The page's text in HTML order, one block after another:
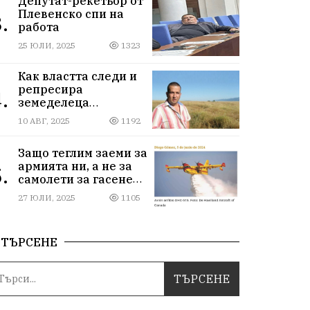
Плевенско спи на
работа
25 ЮЛИ, 2025 1323
Как властта следи и
репресира
земеделеца
Илчовски
10 АВГ, 2025 1192
Защо теглим заеми за
армията ни, а не за
самолети за гасене
на пожари
27 ЮЛИ, 2025 1105
ТЪРСЕНЕ